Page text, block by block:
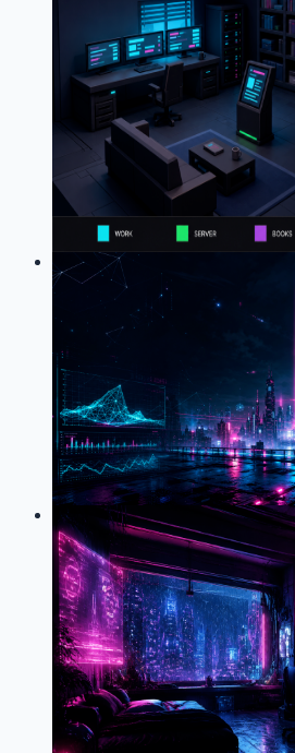
记一次：我为什么
成博客里的赛博朋克
小破站建设Three.js 3D赛博
化
记录从 Meshy、混元多视图生
模块化建模和 Three.js 交互的路
0
LOG
01
2026-05-29
赛博朋克 3D
Three.js 性能优化 Cyberpunk
首页 3D Banner 从持续高负载
场景，基于设备性能自动分档
14
0
LOG
01
2026-05-20
我用 Three.js 给博
博朋克房间
Three.jsReact Three FiberNext.js
用 Three.js + React Three Fiber